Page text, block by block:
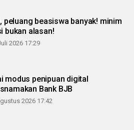
peluang beasiswa banyak! minim
bukan alasan!
2026 17:29
modus penipuan digital
Bank BJB
2026 17:42